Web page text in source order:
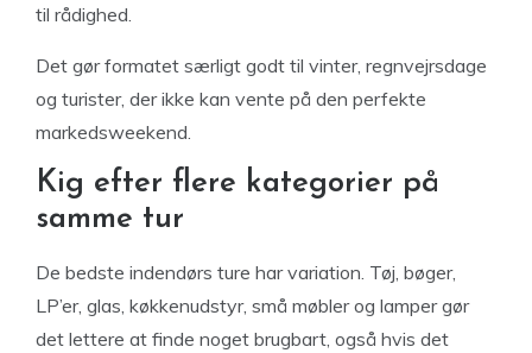
til rådighed.
Det gør formatet særligt godt til vinter, regnvejrsdage
og turister, der ikke kan vente på den perfekte
markedsweekend.
Kig efter flere kategorier på
samme tur
De bedste indendørs ture har variation. Tøj, bøger,
LP’er, glas, køkkenudstyr, små møbler og lamper gør
det lettere at finde noget brugbart, også hvis det